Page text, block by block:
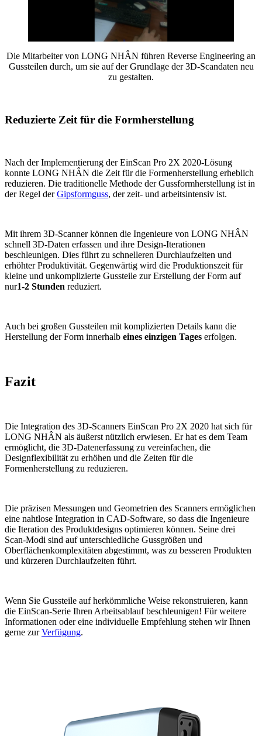
Die Mitarbeiter von LONG NHÂN führen Reverse Engineering an
Gussteilen durch, um sie auf der Grundlage der 3D-Scandaten neu
zu gestalten.
Reduzierte Zeit für die Formherstellung
Nach der Implementierung der EinScan Pro 2X 2020-Lösung
konnte LONG NHÂN die Zeit für die Formenherstellung erheblich
reduzieren. Die traditionelle Methode der Gussformherstellung ist in
der Regel derGipsformguss, der zeit- und arbeitsintensiv ist.
Mit ihrem 3D-Scanner können die Ingenieure von LONG NHÂN
schnell 3D-Daten erfassen und ihre Design-Iterationen
beschleunigen. Dies führt zu schnelleren Durchlaufzeiten und
erhöhter Produktivität. Gegenwärtig wird die Produktionszeit für
kleine und unkomplizierte Gussteile zur Erstellung der Form auf
nur1-2 Stunden reduziert.
Auch bei großen Gussteilen mit komplizierten Details kann die
Herstellung der Form innerhalb eines einzigen Tages erfolgen.
Fazit
Die Integration des 3D-Scanners EinScan Pro 2X 2020 hat sich für
LONG NHÂN als äußerst nützlich erwiesen. Er hat es dem Team
ermöglicht, die 3D-Datenerfassung zu vereinfachen, die
Designflexibilität zu erhöhen und die Zeiten für die
Formenherstellung zu reduzieren.
Die präzisen Messungen und Geometrien des Scanners ermöglichen
eine nahtlose Integration in CAD-Software, so dass die Ingenieure
die Iteration des Produktdesigns optimieren können. Seine drei
Scan-Modi sind auf unterschiedliche Gussgrößen und
Oberflächenkomplexitäten abgestimmt, was zu besseren Produkten
und kürzeren Durchlaufzeiten führt.
Wenn Sie Gussteile auf herkömmliche Weise rekonstruieren, kann
die EinScan-Serie Ihren Arbeitsablauf beschleunigen! Fürweitere
Informationen oder eine individuelle Empfehlung stehen wir Ihnen
gerne zurVerfügung.